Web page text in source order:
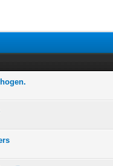
0 stem - 0 van 5 gemiddeld